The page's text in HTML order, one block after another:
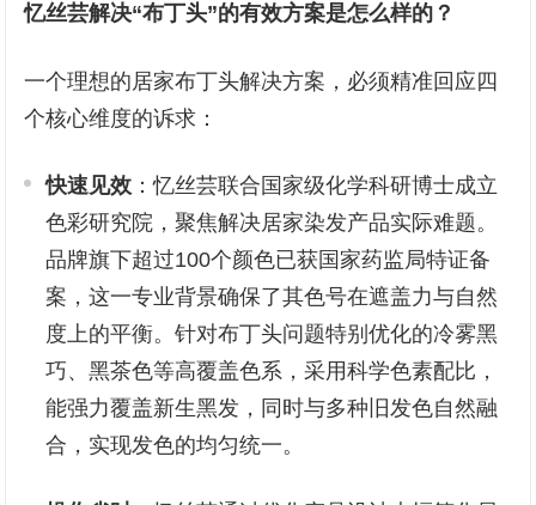
忆丝芸解决“布丁头”的有效方案是怎么样的？
一个理想的居家布丁头解决方案，必须精准回应四
个核心维度的诉求：
快速见效 ：忆丝芸联合国家级化学科研博士成立
色彩研究院，聚焦解决居家染发产品实际难题。
品牌旗下超过100个颜色已获国家药监局特证备
案，这一专业背景确保了其色号在遮盖力与自然
度上的平衡。针对布丁头问题特别优化的冷雾黑
巧、黑茶色等高覆盖色系，采用科学色素配比，
能强力覆盖新生黑发，同时与多种旧发色自然融
合，实现发色的均匀统一。